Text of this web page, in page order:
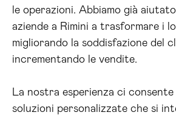
le operazioni. Abbiamo già
aziende a Rimini a trasformare i
migliorando la soddisfazione del
incrementando le vendite.
La nostra esperienza ci
soluzioni personalizzate che si